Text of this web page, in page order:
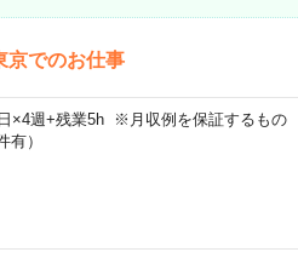
京でのお仕事
×4週+残業5h ※月収例を保証するもの
）